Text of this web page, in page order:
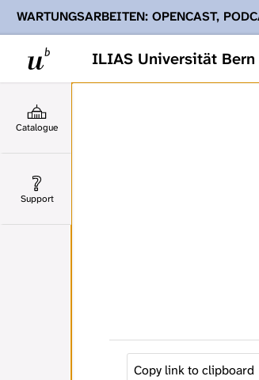
ILIAS Universität Bern
WARTUNGSARBEITEN: OPENCAST,
Ihnen Podcasts, Opencast-Videos und
Catalogue
Support
Copy link to clipboard